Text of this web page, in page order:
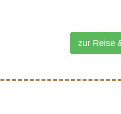
zur Reise